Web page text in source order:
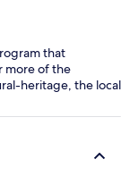
that
more of the
heritage, the local